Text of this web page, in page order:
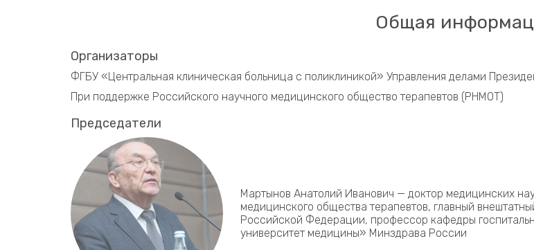
Общая
Организаторы
ФГБУ «Центральная клиническая больница с поликлиникой» Управления делами
При поддержке Российского научного медицинского общество терапевтов (РНМОТ)
Председатели
Мартынов Анатолий Иванович — доктор медицинских
медицинского общества терапевтов, главный
Российской Федерации, профессор кафедры
университет медицины» Минздрава России